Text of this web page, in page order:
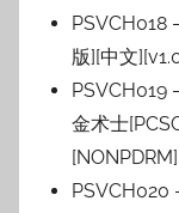
PSVCH018
版][中文
PSVCH019
金术士
PSVCH020